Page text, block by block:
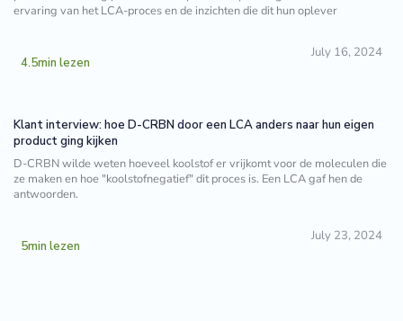
ervaring van het LCA-proces en de inzichten die dit hun oplever
4.5min lezen
July 16, 2024
Klant interview: hoe D-CRBN door een LCA anders naar hun eigen
product ging kijken
D-CRBN wilde weten hoeveel koolstof er vrijkomt voor de moleculen die
ze maken en hoe "koolstofnegatief" dit proces is. Een LCA gaf hen de
antwoorden.
5min lezen
July 23, 2024